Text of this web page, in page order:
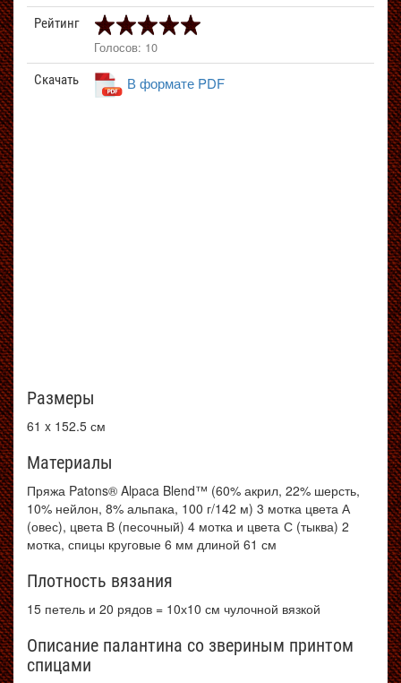
Рейтинг
Голосов: 10
Скачать В формате PDF
Размеры
61 x 152.5 см
Материалы
Пряжа Patons® Alpaca Blend™ (60% акрил, 22% шерсть,
10% нейлон, 8% альпака, 100 г/142 м) 3 мотка цвета А
(овес), цвета В (песочный) 4 мотка и цвета С (тыква) 2
мотка, спицы круговые 6 мм длиной 61 см
Плотность вязания
15 петель и 20 рядов = 10х10 см чулочной вязкой
Описание палантина со звериным принтом
спицами